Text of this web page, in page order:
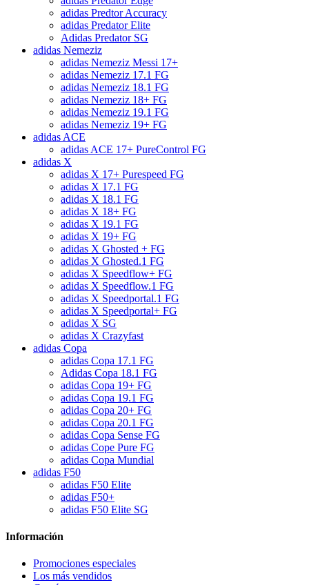
adidas Predtor Accuracy
adidas Predator Elite
Adidas Predator SG
adidas Nemeziz
adidas Nemeziz Messi 17+
adidas Nemeziz 17.1 FG
adidas Nemeziz 18.1 FG
adidas Nemeziz 18+ FG
adidas Nemeziz 19.1 FG
adidas Nemeziz 19+ FG
adidas ACE
adidas ACE 17+ PureControl FG
adidas X
adidas X 17+ Purespeed FG
adidas X 17.1 FG
adidas X 18.1 FG
adidas X 18+ FG
adidas X 19.1 FG
adidas X 19+ FG
adidas X Ghosted + FG
adidas X Ghosted.1 FG
adidas X Speedflow+ FG
adidas X Speedflow.1 FG
adidas X Speedportal.1 FG
adidas X Speedportal+ FG
adidas X SG
adidas X Crazyfast
adidas Copa
adidas Copa 17.1 FG
Adidas Copa 18.1 FG
adidas Copa 19+ FG
adidas Copa 19.1 FG
adidas Copa 20+ FG
adidas Copa 20.1 FG
adidas Copa Sense FG
adidas Cope Pure FG
adidas Copa Mundial
adidas F50
adidas F50 Elite
adidas F50+
adidas F50 Elite SG
Información
Promociones especiales
Los más vendidos